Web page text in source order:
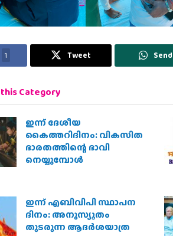
1 Tweet Send
this Category
ഇന്ന് ദേശീയ
കൈത്തറിദിനം: വികസിത
ഭാരതത്തിന്റെ ഭാവി
നെയ്യുമ്പോള്‍
ഇന്ന് എബിവിപി സ്ഥാപന
ദിനം: അനുസ്യൂതം
തുടരുന്ന ആദര്‍ശയാത്ര